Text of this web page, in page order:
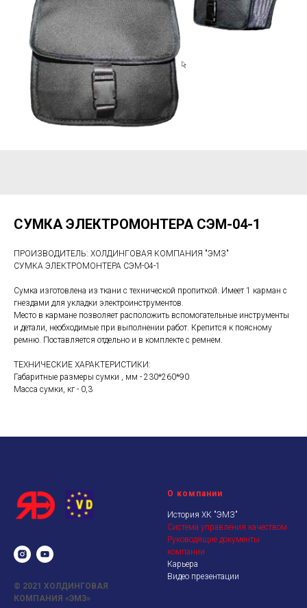
СУМКА ЭЛЕКТРОМОНТЕРА СЭМ-04-1
ПРОИЗВОДИТЕЛЬ: ХОЛДИНГОВАЯ КОМПАНИЯ "ЭМЗ"
СУМКА ЭЛЕКТРОМОНТЕРА СЭМ-04-1
Сумка изготовлена из ткани с технической пропиткой. Имеет 1 карман с
гнездами для укладки электроинструментов.
Место в кармане позволяет расположить вспомогательные инструменты
и детали, необходимые при выполнении работ. Крепится к поясному
ремню. Поставляется отдельно и в комплекте с ремнем.
ТЕХНИЧЕСКИЕ ХАРАКТЕРИСТИКИ:
Габаритные размеры сумки , мм - 230*260*90
Масса сумки, кг - 0,3
© 2021 ХОЛДИНГОВАЯ
КОМПАНИЯ «ЭМЗ»
О компании
История ХК "ЭМЗ"
Система управления качеством
Руководящие документы
компании
Карьера
Видео презентации